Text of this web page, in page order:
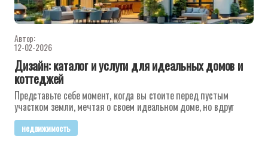
Автор:
12-02-2026
Дизайн: каталог и услуги для идеальных домов и
коттеджей
Представьте себе момент, когда вы стоите перед пустым
участком земли, мечтая о своем идеальном доме, но вдруг
недвижимость